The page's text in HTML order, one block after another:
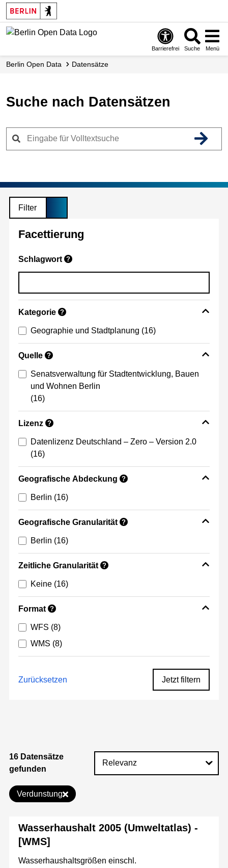
Skip
to
main
Barrierefrei Suche Menü
Berlin Open Data Datensätze
Suche nach Datensätzen
Filter
Facettierung
Schlagwort ?
Kategorie ?
Geographie und Stadtplanung (16)
Quelle ?
Senatsverwaltung für Stadtentwicklung, Bauen
und Wohnen Berlin
(16)
Lizenz ?
Datenlizenz Deutschland – Zero – Version 2.0
(16)
Geografische Abdeckung ?
Berlin (16)
Geografische Granularität ?
Berlin (16)
Zeitliche Granularität ?
Keine (16)
Format ?
WFS (8)
WMS (8)
Zurücksetzen Jetzt filtern
16 Datensätze
gefunden
Verdunstung
Wasserhaushalt 2005 (Umweltatlas) -
[WMS]
Wasserhaushaltsgrößen einschl.